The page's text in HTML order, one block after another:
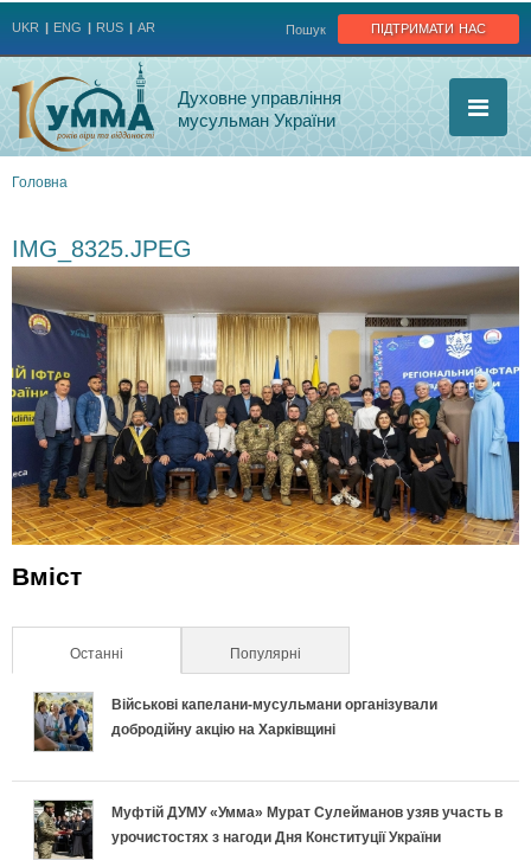
підтримати нас
Пошук
UKR ENG RUS AR
Духовне управління
мусульман України
є
тут
Головна
IMG_8325.JPEG
Вміст
Останні (активна вкладка)Популярні
Військові капелани-мусульмани організували
добродійну акцію на Харківщині
Муфтій ДУМУ «Умма» Мурат Сулейманов узяв участь в
урочистостях з нагоди Дня Конституції України